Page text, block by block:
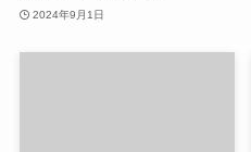
2024年9月1日